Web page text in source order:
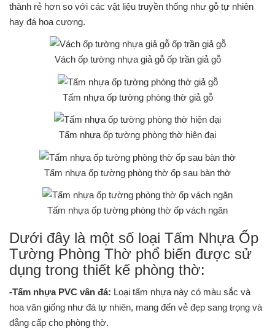
thành rẻ hơn so với các vật liệu truyền thống như gỗ tự nhiên
hay đá hoa cương.
Vách ốp tường nhựa giả gỗ ốp trần giả gỗ
Tấm nhựa ốp tường phòng thờ giả gỗ
Tấm nhựa ốp tường phòng thờ hiện đại
Tấm nhựa ốp tường phòng thờ ốp sau bàn thờ
Tấm nhựa ốp tường phòng thờ ốp vách ngăn
Dưới đây là một số loại Tấm Nhựa Ốp
Tường Phòng Thờ phổ biến được sử
dụng trong thiết kế phòng thờ:
-Tấm nhựa PVC vân đá: Loại tấm nhựa này có màu sắc và
hoa văn giống như đá tự nhiên, mang đến vẻ đẹp sang trọng và
đẳng cấp cho phòng thờ.